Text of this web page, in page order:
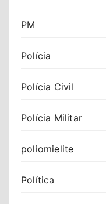
PM
Polícia
Polícia Civil
Polícia Militar
poliomielite
Política